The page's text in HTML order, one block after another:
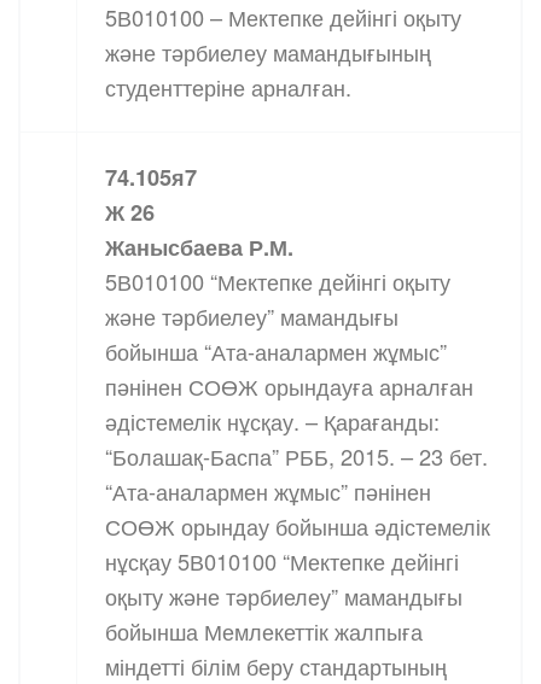
5В010100 – Мектепке дейінгі оқыту
және тәрбиелеу мамандығының
студенттеріне арналған.
74.105я7
Ж 26
Жанысбаева Р.М.
5В010100 “Мектепке дейінгі оқыту
және тәрбиелеу” мамандығы
бойынша “Ата-аналармен жұмыс”
пәнінен СОӨЖ орындауға арналған
әдістемелік нұсқау. – Қарағанды:
“Болашақ-Баспа” РББ, 2015. – 23 бет.
“Ата-аналармен жұмыс” пәнінен
СОӨЖ орындау бойынша әдістемелік
нұсқау 5В010100 “Мектепке дейінгі
оқыту және тәрбиелеу” мамандығы
бойынша Мемлекеттік жалпыға
міндетті білім беру стандартының